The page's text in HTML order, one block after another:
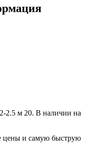
2.5 м 20. В наличии на
цены и самую быструю